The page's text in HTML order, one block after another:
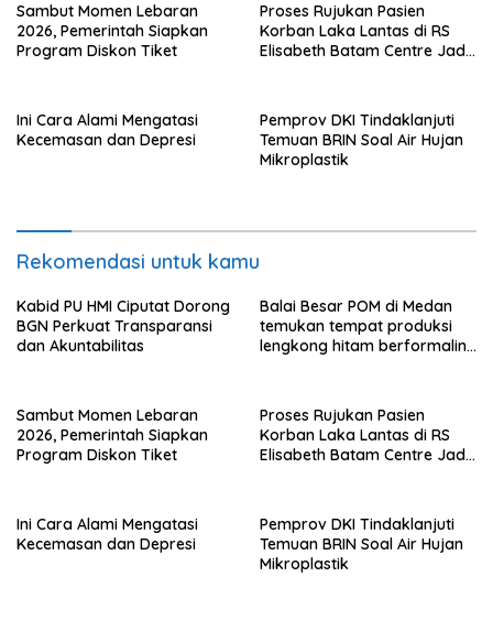
Sambut Momen Lebaran
2026, Pemerintah Siapkan
Program Diskon Tiket
Proses Rujukan Pasien
Korban Laka Lantas di RS
Elisabeth Batam Centre Jadi
Ini Cara Alami Mengatasi
Kecemasan dan Depresi
Pemprov DKI Tindaklanjuti
Temuan BRIN Soal Air Hujan
Mikroplastik
Rekomendasi untuk kamu
Kabid PU HMI Ciputat Dorong
BGN Perkuat Transparansi
dan Akuntabilitas
Balai Besar POM di Medan
temukan tempat produksi
lengkong hitam berformalin
Sambut Momen Lebaran
2026, Pemerintah Siapkan
Program Diskon Tiket
Proses Rujukan Pasien
Korban Laka Lantas di RS
Elisabeth Batam Centre Jadi
Ini Cara Alami Mengatasi
Kecemasan dan Depresi
Pemprov DKI Tindaklanjuti
Temuan BRIN Soal Air Hujan
Mikroplastik